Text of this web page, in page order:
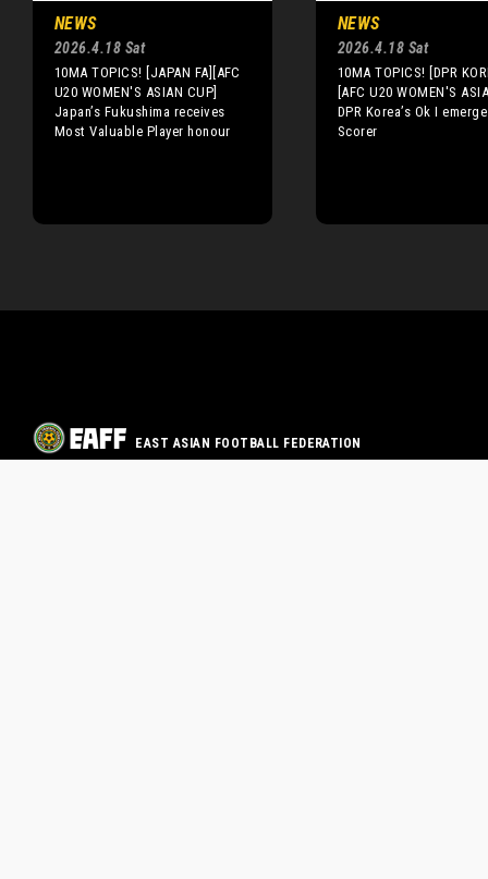
NEWS
2026.4.18 Sat
10MA TOPICS! [JAPAN FA][AFC
U20 WOMEN'S ASIAN CUP]
Japan’s Fukushima receives
Most Valuable Player honour
NEWS
2026.4.18 Sat
10MA TOPICS! [DPR
[AFC U20 WOMEN'S
DPR Korea’s Ok I
Scorer
EAST ASIAN FOOTBALL FEDERATION